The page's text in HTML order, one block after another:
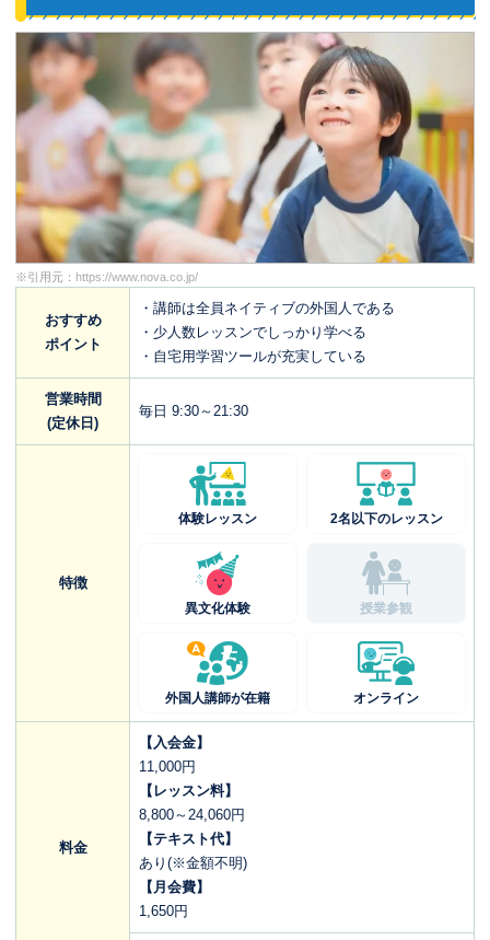
※引用元： https://www.nova.co.jp/
おすすめ
ポイント
・講師は全員ネイティブの外国人である
・少人数レッスンでしっかり学べる
・自宅用学習ツールが充実している
営業時間
(定休日)
毎日 9:30～21:30
特徴
体験レッスン 2名以下のレッスン
異文化体験 授業参観
外国人講師が在籍 オンライン
料金
【入会金】
11,000円
【レッスン料】
8,800～24,060円
【テキスト代】
あり(※金額不明)
【月会費】
1,650円